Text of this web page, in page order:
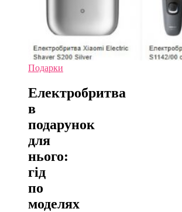
Подарки
Електробритва
в
подарунок
для
нього:
гід
по
моделях